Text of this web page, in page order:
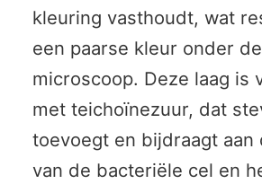
kleuring vasthoudt, wat
een paarse kleur onder de
microscoop. Deze laag is
met teichoïnezuur, dat
toevoegt en bijdraagt aan
van de bacteriële cel en